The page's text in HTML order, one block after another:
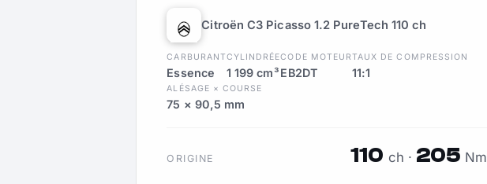
Citroën C3 Picasso 1.2 PureTech 110 ch
CARBURANT
Essence
CYLINDRÉE
1 199 cm³
CODE MOTEUR
EB2DT
TAUX DE COMPRESSION
11:1
ALÉSAGE × COURSE
75 × 90,5 mm
ORIGINE 110 ch · 205 Nm